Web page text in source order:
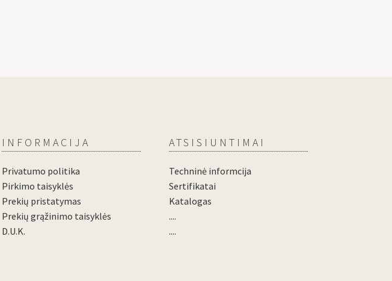
INFORMACIJA
Privatumo politika
Pirkimo taisyklės
Prekių pristatymas
Prekių grąžinimo taisyklės
D.U.K.
ATSISIUNTIMAI
Techninė informcija
Sertifikatai
Katalogas
....
....